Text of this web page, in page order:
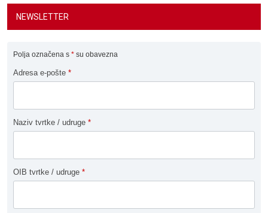
NEWSLETTER
Polja označena s * su obavezna
Adresa e-pošte *
Naziv tvrtke / udruge *
OIB tvrtke / udruge *